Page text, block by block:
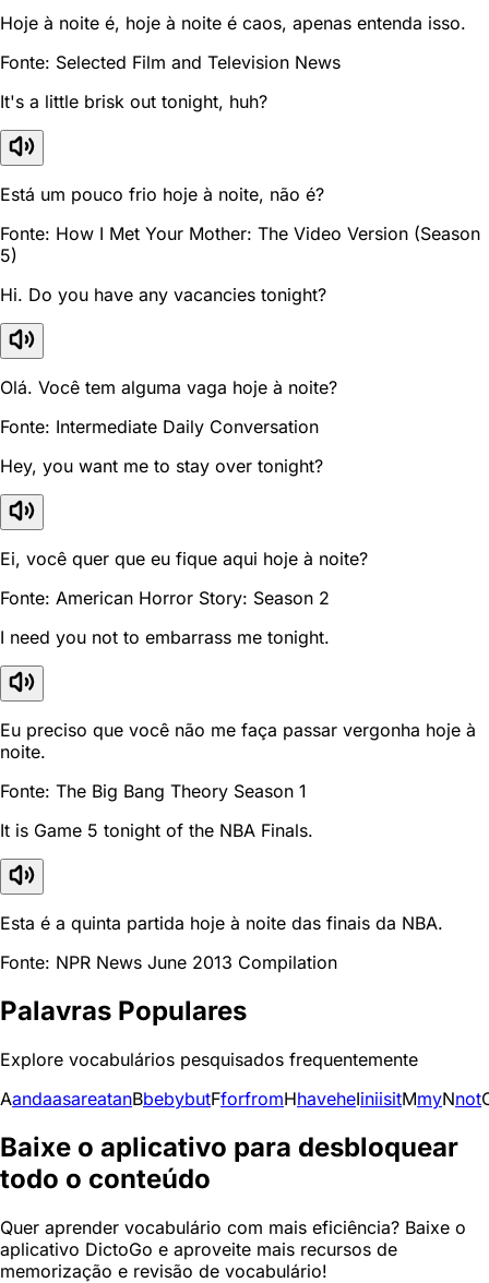
Hoje à noite é, hoje à noite é caos, apenas entenda isso.
Fonte: Selected Film and Television News
It's a little brisk out tonight, huh?
Está um pouco frio hoje à noite, não é?
Fonte: How I Met Your Mother: The Video Version (Season
5)
Hi. Do you have any vacancies tonight?
Olá. Você tem alguma vaga hoje à noite?
Fonte: Intermediate Daily Conversation
Hey, you want me to stay over tonight?
Ei, você quer que eu fique aqui hoje à noite?
Fonte: American Horror Story: Season 2
I need you not to embarrass me tonight.
Eu preciso que você não me faça passar vergonha hoje à
noite.
Fonte: The Big Bang Theory Season 1
It is Game 5 tonight of the NBA Finals.
Esta é a quinta partida hoje à noite das finais da NBA.
Fonte: NPR News June 2013 Compilation
Palavras Populares
Explore vocabulários pesquisados frequentemente
AandaasareatanBbebybutFforfromHhaveheIiniisitMmyNnot
Baixe o aplicativo para desbloquear
todo o conteúdo
Quer aprender vocabulário com mais eficiência? Baixe o
aplicativo DictoGo e aproveite mais recursos de
memorização e revisão de vocabulário!